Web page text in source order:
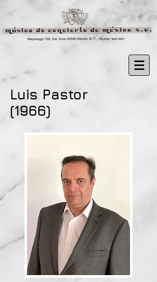
Luis Pastor
(1966)